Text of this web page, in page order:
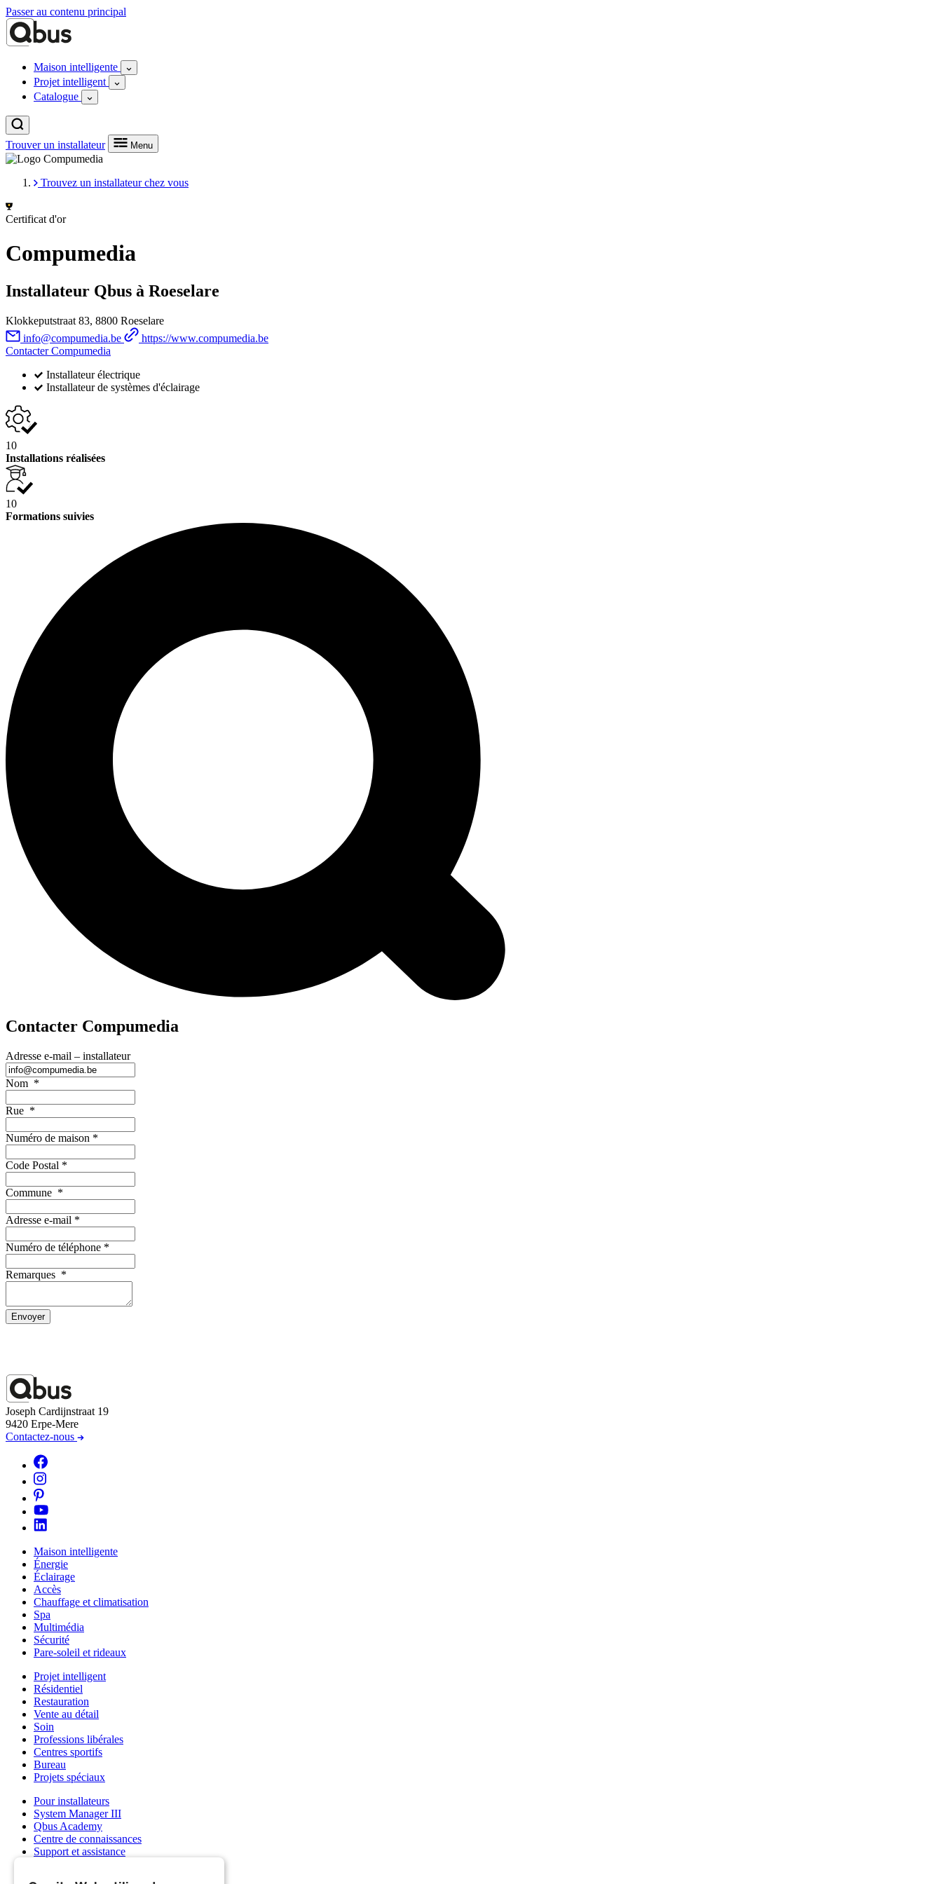
Passer au contenu principal
Maison intelligente
Projet intelligent
Catalogue
Trouver un installateur Menu
Trouvez un installateur chez vous
Certificat d'or
Compumedia
Installateur Qbus à Roeselare
Klokkeputstraat 83, 8800 Roeselare
info@compumedia.be
https://www.compumedia.be
Contacter Compumedia
Installateur électrique
Installateur de systèmes d'éclairage
10
Installations réalisées
10
Formations suivies
Contacter Compumedia
Adresse e-mail – installateur
Nom *
Rue *
Numéro de maison *
Code Postal *
Commune *
Adresse e-mail *
Numéro de téléphone *
Remarques *
Envoyer
Joseph Cardijnstraat 19
9420 Erpe-Mere
Contactez-nous
Maison intelligente
Énergie
Éclairage
Accès
Chauffage et climatisation
Spa
Multimédia
Sécurité
Pare-soleil et rideaux
Projet intelligent
Résidentiel
Restauration
Vente au détail
Soin
Professions libérales
Centres sportifs
Bureau
Projets spéciaux
Pour installateurs
System Manager III
Qbus Academy
Centre de connaissances
Support et assistance